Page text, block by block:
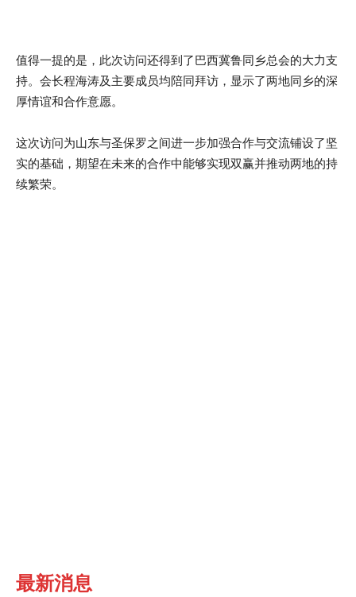
值得一提的是，此次访问还得到了巴西冀鲁同乡总会的大力支
持。会长程海涛及主要成员均陪同拜访，显示了两地同乡的深
厚情谊和合作意愿。
这次访问为山东与圣保罗之间进一步加强合作与交流铺设了坚
实的基础，期望在未来的合作中能够实现双赢并推动两地的持
续繁荣。
最新消息